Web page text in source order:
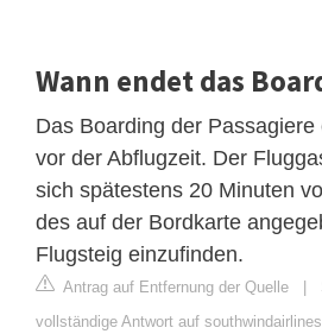
Wann endet das
Das Boarding der
vor der Abflugzeit. Der
sich spätestens 20 Minuten
des auf der Bordkarte
Flugsteig einzufinden.
Antrag auf Entfernung der Quelle |
vollständige Antwort auf